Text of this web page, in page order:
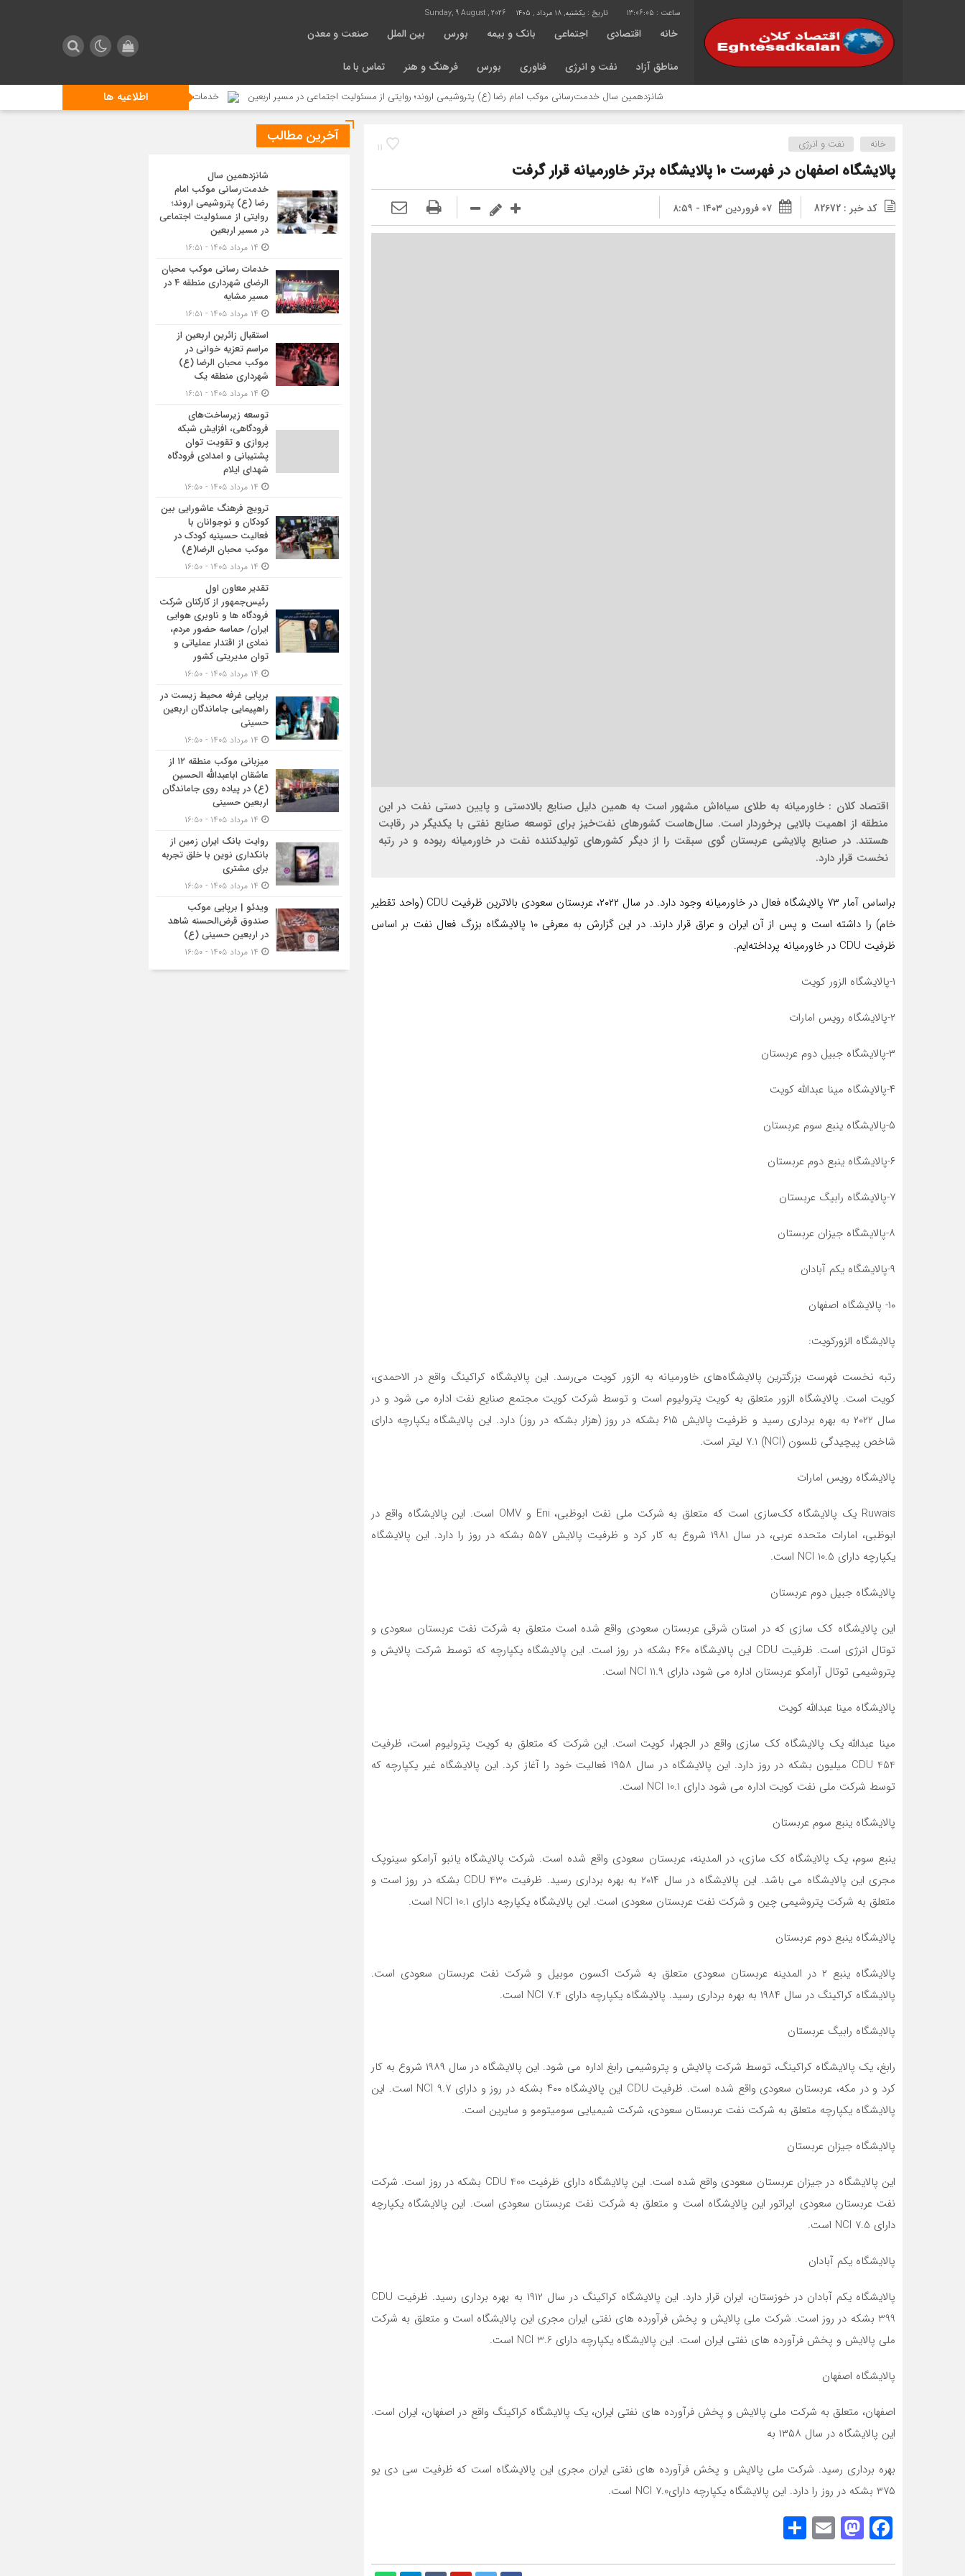
13:06:06 تاریخ : یکشنبه, ۱۸ مرداد , ۱۴۰۵ Sunday, 9 August , 2026
خانه اقتصادی اجتماعی بانک و بیمه بورس بین الملل صنعت و معدن
مناطق آزاد نفت و انرژی فناوری بورس فرهنگ و هنر تماس با ما
اطلاعیه ها شانزدهمین سال خدمت‌رسانی موکب امام رضا (ع) پتروشیمی اروند؛ روایتی از مسئولیت اجتماعی در مسیر اربعین خدمات رسانی موکب محبان الرضای شهرداری منطقه ۴ در مسیر مشایه
11 خانه نفت و انرژی
پالایشگاه اصفهان در فهرست ۱۰ پالایشگاه برتر خاورمیانه قرار گرفت
کد خبر : 82672 ۰۷ فروردین ۱۴۰۳ - ۸:۵۹
اقتصاد کلان : خاورمیانه به طلای سیاه‌اش مشهور است به همین دلیل صنایع بالادستی و پایین دستی نفت در این
منطقه از اهمیت بالایی برخوردار است. سال‌هاست کشورهای نفت‌خیز برای توسعه صنایع نفتی با یکدیگر در رقابت
هستند. در صنایع پالایشی عربستان گوی سبقت را از دیگر کشورهای تولیدکننده نفت در خاورمیانه ربوده و در رتبه
نخست قرار دارد.
براساس آمار ۷۳ پالایشگاه فعال در خاورمیانه وجود دارد. در سال ۲۰۲۲، عربستان سعودی بالاترین ظرفیت CDU (واحد تقطیر
خام) را داشته است و پس از آن ایران و عراق قرار دارند. در این گزارش به معرفی ۱۰ پالایشگاه بزرگ فعال نفت بر اساس
ظرفیت CDU در خاورمیانه پرداخته‌ایم.
۱-پالایشگاه الزور کویت
۲-پالایشگاه رویس امارات
۳-پالایشگاه جبیل دوم عربستان
۴-پالایشگاه مینا عبدالله کویت
۵-پالایشگاه ینبع سوم عربستان
۶-پالایشگاه ینبع دوم عربستان
۷-پالایشگاه رابیگ عربستان
۸-پالایشگاه جیزان عربستان
۹-پالایشگاه یکم آبادان
۱۰- پالایشگاه اصفهان
پالایشگاه الزورکویت:
رتبه نخست فهرست بزرگترین پالایشگاه‌های خاورمیانه به الزور کویت می‌رسد. این پالایشگاه کراکینگ واقع در الاحمدی،
کویت است. پالایشگاه الزور متعلق به کویت پترولیوم است و توسط شرکت کویت مجتمع صنایع نفت اداره می شود و در
سال ۲۰۲۲ به بهره برداری رسید و ظرفیت پالایش ۶۱۵ بشکه در روز (هزار بشکه در روز) دارد. این پالایشگاه یکپارچه دارای
شاخص پیچیدگی نلسون (NCI) 7.1 لیتر است.
پالایشگاه رویس امارات
Ruwais یک پالایشگاه کک‌سازی است که متعلق به شرکت ملی نفت ابوظبی، Eni و OMV است. این پالایشگاه واقع در
ابوظبی، امارات متحده عربی، در سال ۱۹۸۱ شروع به کار کرد و ظرفیت پالایش ۵۵۷ بشکه در روز را دارد. این پالایشگاه
یکپارچه دارای NCI 10.5 است.
پالایشگاه جبیل دوم عربستان
این پالایشگاه کک سازی که در استان شرقی عربستان سعودی واقع شده است متعلق به شرکت نفت عربستان سعودی و
توتال انرژی است. ظرفیت CDU این پالایشگاه ۴۶۰ بشکه در روز است. این پالایشگاه یکپارچه که توسط شرکت پالایش و
پتروشیمی توتال آرامکو عربستان اداره می شود، دارای NCI 11.9 است.
پالایشگاه مینا عبدالله کویت
مینا عبدالله یک پالایشگاه کک سازی واقع در الجهرا، کویت است. این شرکت که متعلق به کویت پترولیوم است، ظرفیت
CDU 454 میلیون بشکه در روز دارد. این پالایشگاه در سال ۱۹۵۸ فعالیت خود را آغاز کرد. این پالایشگاه غیر یکپارچه که
توسط شرکت ملی نفت کویت اداره می شود دارای NCI 10.1 است.
پالایشگاه ینبع سوم عربستان
ینبع سوم، یک پالایشگاه کک سازی، در المدینه، عربستان سعودی واقع شده است. شرکت پالایشگاه یانبو آرامکو سینوپک
مجری این پالایشگاه می باشد. این پالایشگاه در سال ۲۰۱۴ به بهره برداری رسید. ظرفیت CDU 430 بشکه در روز است و
متعلق به شرکت پتروشیمی چین و شرکت نفت عربستان سعودی است. این پالایشگاه یکپارچه دارای NCI 10.1 است.
پالایشگاه ینبع دوم عربستان
پالایشگاه ینبع ۲ در المدینه عربستان سعودی متعلق به شرکت اکسون موبیل و شرکت نفت عربستان سعودی است.
پالایشگاه کراکینگ در سال ۱۹۸۴ به بهره برداری رسید. پالایشگاه یکپارچه دارای NCI 7.4 است.
پالایشگاه رابیگ عربستان
رابغ، یک پالایشگاه کراکینگ، توسط شرکت پالایش و پتروشیمی رابغ اداره می شود. این پالایشگاه در سال ۱۹۸۹ شروع به کار
کرد و در مکه، عربستان سعودی واقع شده است. ظرفیت CDU این پالایشگاه ۴۰۰ بشکه در روز و دارای NCI 9.7 است. این
پالایشگاه یکپارچه متعلق به شرکت نفت عربستان سعودی، شرکت شیمیایی سومیتومو و سایرین است.
پالایشگاه جیزان عربستان
این پالایشگاه در جیزان عربستان سعودی واقع شده است. این پالایشگاه دارای ظرفیت CDU 400 بشکه در روز است. شرکت
نفت عربستان سعودی اپراتور این پالایشگاه است و متعلق به شرکت نفت عربستان سعودی است. این پالایشگاه یکپارچه
دارای NCI 7.5 است.
پالایشگاه یکم آبادان
پالایشگاه یکم آبادان در خوزستان، ایران قرار دارد. این پالایشگاه کراکینگ در سال ۱۹۱۲ به بهره برداری رسید. ظرفیت CDU
399 بشکه در روز است. شرکت ملی پالایش و پخش فرآورده های نفتی ایران مجری این پالایشگاه است و متعلق به شرکت
ملی پالایش و پخش فرآورده های نفتی ایران است. این پالایشگاه یکپارچه دارای NCI 3.6 است.
پالایشگاه اصفهان
اصفهان، متعلق به شرکت ملی پالایش و پخش فرآورده های نفتی ایران، یک پالایشگاه کراکینگ واقع در اصفهان، ایران است.
این پالایشگاه در سال ۱۳۵۸ به
بهره برداری رسید. شرکت ملی پالایش و پخش فرآورده های نفتی ایران مجری این پالایشگاه است که ظرفیت سی دی یو
۳۷۵ بشکه در روز را دارد. این پالایشگاه یکپارچه دارایNCI 7.0 است.
Facebook
Mastodon
Email
آخرین مطالب
شانزدهمین سال
خدمت‌رسانی موکب امام
رضا (ع) پتروشیمی اروند؛
روایتی از مسئولیت اجتماعی
در مسیر اربعین
خدمات رسانی موکب محبان
الرضای شهرداری منطقه ۴ در
مسیر مشایه
استقبال زائرین اربعین از
مراسم تعزیه خوانی در
موکب محبان الرضا (ع)
شهرداری منطقه یک
توسعه زیرساخت‌های
فرودگاهی، افزایش شبکه
پروازی و تقویت توان
پشتیبانی و امدادی فرودگاه
شهدای ایلام
ترویج فرهنگ عاشورایی بین
کودکان و نوجوانان با
فعالیت حسینیه کودک در
موکب محبان الرضا(ع)
تقدیر معاون اول
رئیس‌جمهور از کارکنان شرکت
فرودگاه ها و ناوبری هوایی
ایران/ حماسه حضور مردم،
نمادی از اقتدار عملیاتی و
توان مدیریتی کشور
برپایی غرفه محیط زیست در
راهپیمایی جاماندگان اربعین
حسینی
میزبانی موکب منطقه ۱۲ از
عاشقان اباعبدالله الحسین
(ع) در پیاده روی جاماندگان
اربعین حسینی
روایت بانک ایران زمین از
بانکداری نوین با خلق تجربه
برای مشتری
ویدئو | برپایی موکب
صندوق قرض‌الحسنه شاهد
در اربعین حسینی (ع)